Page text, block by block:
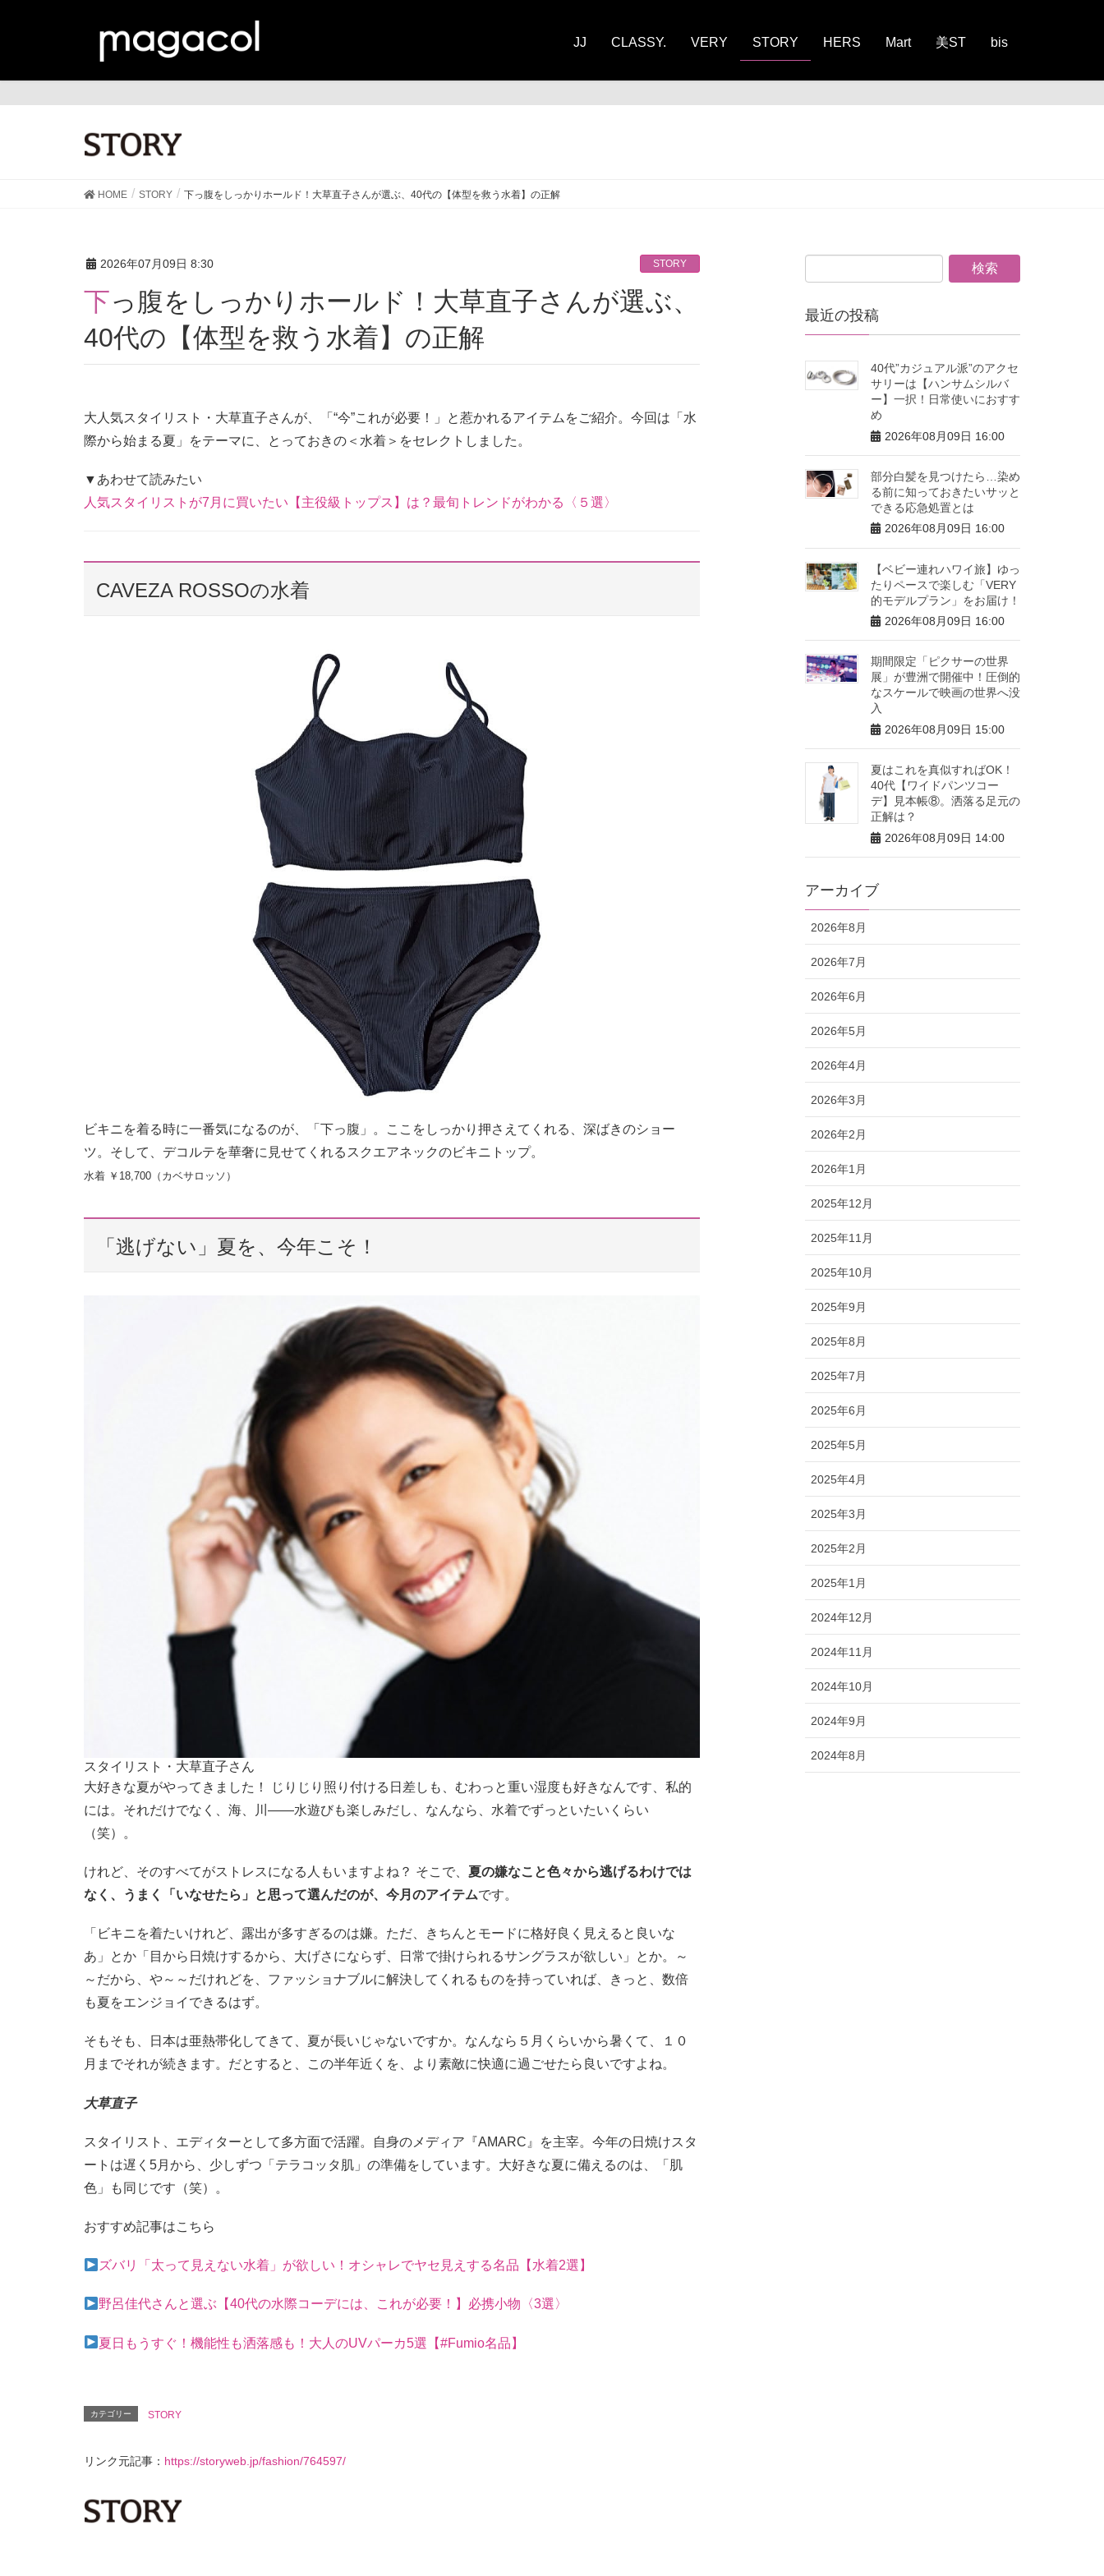
JJ CLASSY. VERY STORY HERS Mart 美ST bis
HOME STORY 下っ腹をしっかりホールド！大草直子さんが選ぶ、40代の【体型を救う水着】の正解
2026年07月09日 8:30 STORY
下っ腹をしっかりホールド！大草直子さんが選ぶ、
40代の【体型を救う水着】の正解
大人気スタイリスト・大草直子さんが、「“今”これが必要！」と惹かれるアイテムをご紹介。今回は「水
際から始まる夏」をテーマに、とっておきの＜水着＞をセレクトしました。
▼あわせて読みたい
人気スタイリストが7月に買いたい【主役級トップス】は？最旬トレンドがわかる〈５選〉
CAVEZA ROSSOの水着
ビキニを着る時に一番気になるのが、「下っ腹」。ここをしっかり押さえてくれる、深ばきのショー
ツ。そして、デコルテを華奢に見せてくれるスクエアネックのビキニトップ。
水着 ￥18,700（カベサロッソ）
「逃げない」夏を、今年こそ！
スタイリスト・大草直子さん
大好きな夏がやってきました！ じりじり照り付ける日差しも、むわっと重い湿度も好きなんです、私的
には。それだけでなく、海、川――水遊びも楽しみだし、なんなら、水着でずっといたいくらい
（笑）。
けれど、そのすべてがストレスになる人もいますよね？ そこで、 夏の嫌なこと色々から逃げるわけでは
なく、うまく「いなせたら」と思って選んだのが、今月のアイテムです。
「ビキニを着たいけれど、露出が多すぎるのは嫌。ただ、きちんとモードに格好良く見えると良いな
あ」とか「目から日焼けするから、大げさにならず、日常で掛けられるサングラスが欲しい」とか。～
～だから、や～～だけれどを、ファッショナブルに解決してくれるものを持っていれば、きっと、数倍
も夏をエンジョイできるはず。
そもそも、日本は亜熱帯化してきて、夏が長いじゃないですか。なんなら５月くらいから暑くて、１０
月までそれが続きます。だとすると、この半年近くを、より素敵に快適に過ごせたら良いですよね。
大草直子
スタイリスト、エディターとして多方面で活躍。自身のメディア『AMARC』を主宰。今年の日焼けスタ
ートは遅く5月から、少しずつ「テラコッタ肌」の準備をしています。大好きな夏に備えるのは、「肌
色」も同じです（笑）。
おすすめ記事はこちら
ズバリ「太って見えない水着」が欲しい！オシャレでヤセ見えする名品【水着2選】
野呂佳代さんと選ぶ【40代の水際コーデには、これが必要！】必携小物〈3選〉
夏日もうすぐ！機能性も洒落感も！大人のUVパーカ5選【#Fumio名品】
カテゴリー STORY
リンク元記事： https://storyweb.jp/fashion/764597/
最近の投稿
40代”カジュアル派”のアクセ
サリーは【ハンサムシルバ
ー】一択！日常使いにおすす
め
2026年08月09日 16:00
部分白髪を見つけたら…染め
る前に知っておきたいサッと
できる応急処置とは
2026年08月09日 16:00
【ベビー連れハワイ旅】ゆっ
たりペースで楽しむ「VERY
的モデルプラン」をお届け！
2026年08月09日 16:00
期間限定「ピクサーの世界
展」が豊洲で開催中！圧倒的
なスケールで映画の世界へ没
入
2026年08月09日 15:00
夏はこれを真似すればOK！
40代【ワイドパンツコー
デ】見本帳⑧。洒落る足元の
正解は？
2026年08月09日 14:00
アーカイブ
2026年8月
2026年7月
2026年6月
2026年5月
2026年4月
2026年3月
2026年2月
2026年1月
2025年12月
2025年11月
2025年10月
2025年9月
2025年8月
2025年7月
2025年6月
2025年5月
2025年4月
2025年3月
2025年2月
2025年1月
2024年12月
2024年11月
2024年10月
2024年9月
2024年8月